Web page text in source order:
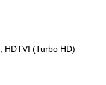
HDTVI (Turbo HD)